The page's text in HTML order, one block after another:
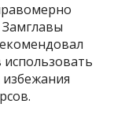
Замглавы
избежания